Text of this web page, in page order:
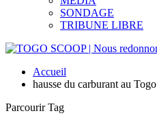
SONDAGE
TRIBUNE LIBRE
Accueil
hausse du carburant au Togo
Parcourir Tag